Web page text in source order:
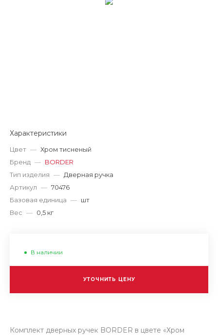
Характеристики
Цвет — Хром тисненый
Бренд — BORDER
Тип изделия — Дверная ручка
Артикул — 70476
Базовая единица — шт
Вес — 0,5 кг
В наличии
УТОЧНИТЬ ЦЕНУ
Комплект дверных ручек BORDER в цвете «Хром